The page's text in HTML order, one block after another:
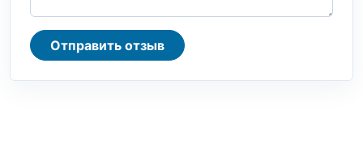
Отправить отзыв